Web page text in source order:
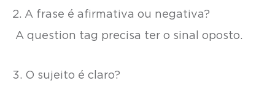
2. A frase é afirmativa ou negativa?
A question tag precisa ter o sinal oposto.
3. O sujeito é claro?